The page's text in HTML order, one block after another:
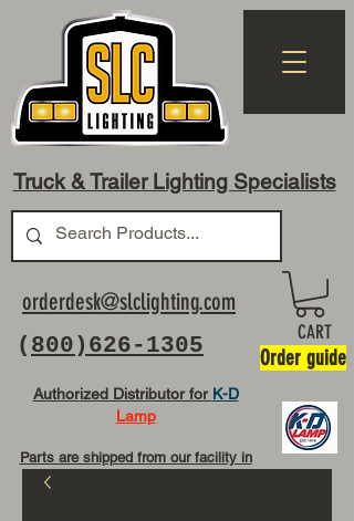
Truck & Trailer Lighting Specialists
( 800)626-1305
orderdesk@slclighting.com
Authorized Distributor for K-D
Lamp
Parts are shipped from our facility in
CART
Order guide